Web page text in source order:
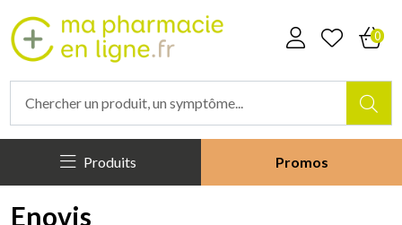
0
Produits Promos
Enovis